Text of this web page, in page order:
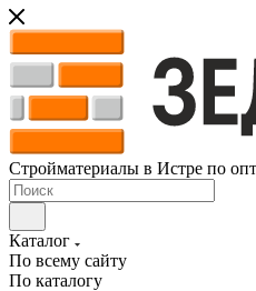
Стройматериалы в Истре по
Каталог
По всему сайту
По каталогу